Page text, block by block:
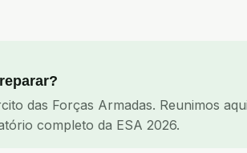
das Forças Armadas. Reunimos
completo da ESA 2026.